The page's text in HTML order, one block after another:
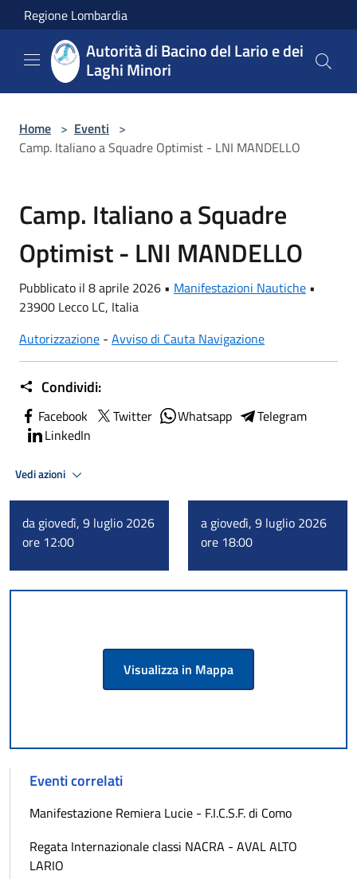
Salta al contenuto principale
Regione Lombardia
Autorità di Bacino del Lario e dei
Laghi Minori
Home > Eventi >
Camp. Italiano a Squadre Optimist - LNI MANDELLO
Camp. Italiano a Squadre
Optimist - LNI MANDELLO
Pubblicato il 8 aprile 2026 • Manifestazioni Nautiche •
23900 Lecco LC, Italia
Autorizzazione - Avviso di Cauta Navigazione
Condividi:
Facebook Twitter Whatsapp
Telegram
LinkedIn
Vedi azioni
da giovedì, 9 luglio 2026
ore 12:00
a giovedì, 9 luglio 2026
ore 18:00
Visualizza in Mappa
Eventi correlati
Manifestazione Remiera Lucie - F.I.C.S.F. di Como
Regata Internazionale classi NACRA - AVAL ALTO
LARIO